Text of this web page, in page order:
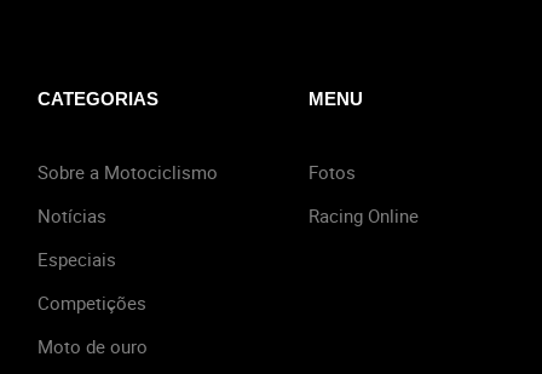
CATEGORIAS
Sobre a Motociclismo
Notícias
Especiais
Competições
Moto de ouro
MENU
Fotos
Racing Online